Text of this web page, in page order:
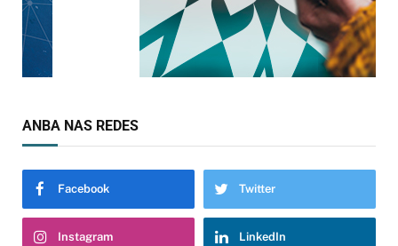
ANBA NAS REDES
Facebook Twitter